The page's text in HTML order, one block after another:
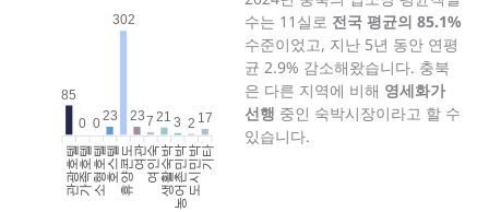
85
0 0
23
302
237 21 3 2 17
관광호텔가족호텔소형호텔호스텔휴양콘도여관여인숙생활숙박농어촌민박도시민박기타
수는 11실로 전국 평균의 85.1%
수준이었고, 지난 5년 동안 연평
균 2.9% 감소해왔습니다. 충북
은 다른 지역에 비해 영세화가
선행 중인 숙박시장이라고 할 수
있습니다.